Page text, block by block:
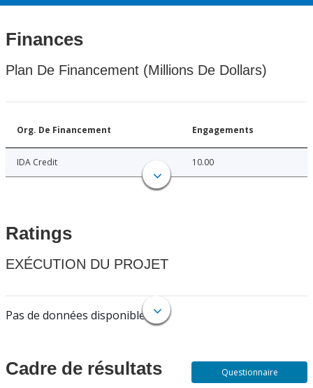
Finances
Plan De Financement (Millions De Dollars)
Org. De Financement Engagements
IDA Credit 10.00
Ratings
EXÉCUTION DU PROJET
Pas de données disponibles.
Cadre de résultats Questionnaire